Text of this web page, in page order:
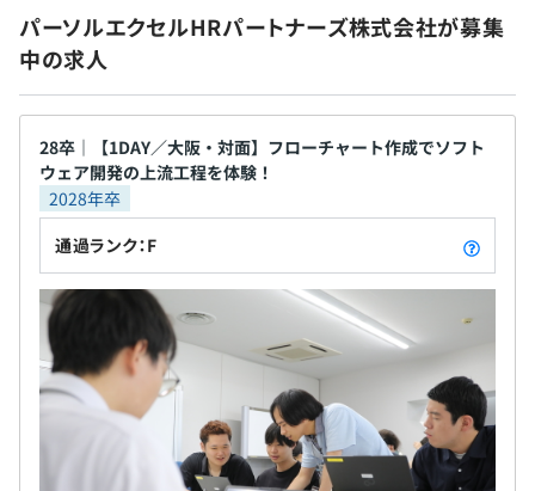
社会保険完備（健康保険・厚生年金保険・雇用保険・労災
保険）
パナソニック健康保険組合に加入（保険料や医療費負担の
面でメリットあり）
無期雇用
試用期間3ヶ月（同条件）
パーソルエクセルHRパートナーズ株式会社が募集
中の求人
28卒｜【1DAY／大阪・対面】フローチャート作成でソフト
ウェア開発の上流工程を体験！
2028年卒
通過ランク：F